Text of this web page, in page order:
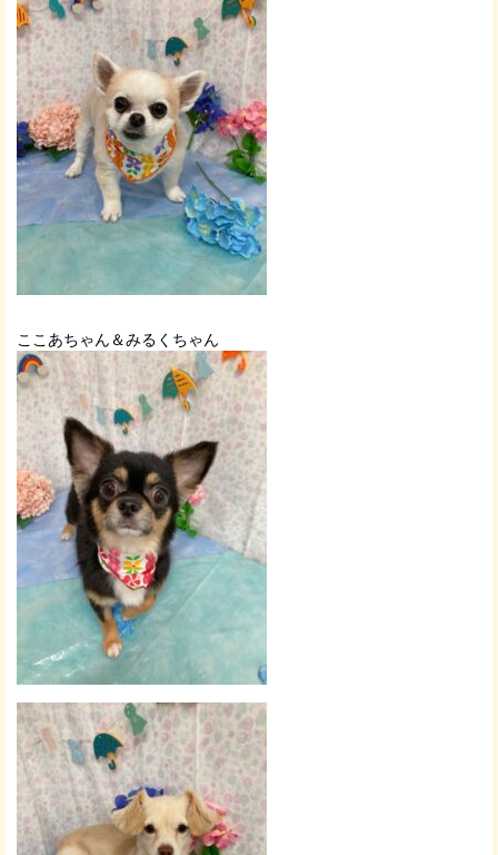
ここあちゃん＆みるくちゃん